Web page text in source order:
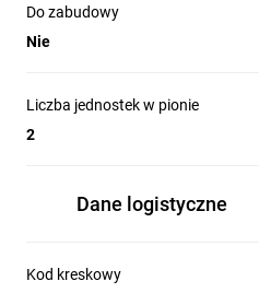
Do zabudowy
Nie
Liczba jednostek w pionie
2
Dane logistyczne
Kod kreskowy